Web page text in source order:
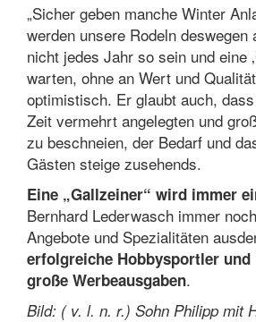
„Sicher geben manche Winter
werden unsere Rodeln
nicht jedes Jahr so sein und eine
warten, ohne an Wert und
optimistisch. Er glaubt auch,
Zeit vermehrt angelegten und
zu beschneien, der Bedarf und
Gästen steige zusehends.
Eine „Gallzeiner“ wird immer
Bernhard Lederwasch immer
Angebote und Spezialitäten
erfolgreiche Hobbysportler und
große Werbeausgaben.
Bild: ( v. l. n. r.) Sohn Philipp mit